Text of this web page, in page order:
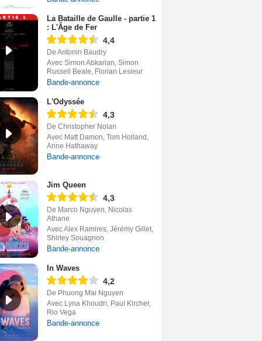
La Bataille de Gaulle - partie 1
: L'Âge de Fer
4,4
De Antonin Baudry
Avec Simon Abkarian, Simon
Russell Beale, Florian Lesieur
Bande-annonce
L'Odyssée
4,3
De Christopher Nolan
Avec Matt Damon, Tom Holland,
Anne Hathaway
Bande-annonce
Jim Queen
4,3
De Marco Nguyen, Nicolas
Athane
Avec Alex Ramires, Jérémy Gillet,
Shirley Souagnon
Bande-annonce
In Waves
4,2
De Phuong Mai Nguyen
Avec Lyna Khoudri, Paul Kircher,
Rio Vega
Bande-annonce